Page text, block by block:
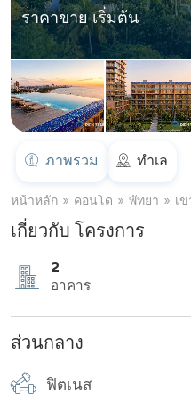
ราคาขาย เริ่มต้น
ภาพรวม ทำเล
หน้าหลัก คอนโด พัทยา เ
เกี่ยวกับ โครงการ
2
ส่วนกลาง
ฟิตเนส